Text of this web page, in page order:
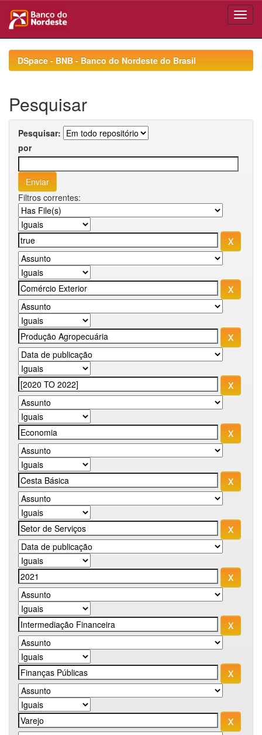
navigationDSpace - BNB - Banco do Nordeste do Brasil
Pesquisar
Pesquisar:
por
Filtros correntes: